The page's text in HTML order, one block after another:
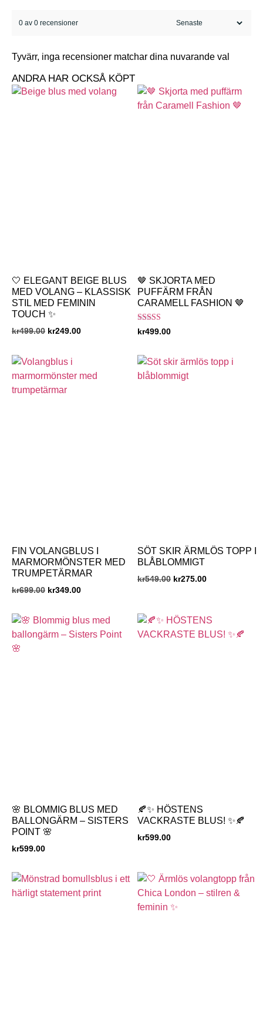
0 av 0 recensioner
Tyvärr, inga recensioner matchar dina nuvarande val
ANDRA HAR OCKSÅ KÖPT
🤍 ELEGANT BEIGE BLUS
MED VOLANG – KLASSISK
STIL MED FEMININ
TOUCH ✨
kr499.00 kr249.00
🤎 SKJORTA MED
PUFFÄRM FRÅN
CARAMELL FASHION 🤎
Betygsatt
5.00
kr499.00
FIN VOLANGBLUS I
MARMORMÖNSTER MED
TRUMPETÄRMAR
kr699.00 kr349.00
SÖT SKIR ÄRMLÖS TOPP I
BLÅBLOMMIGT
kr549.00 kr275.00
🌸 BLOMMIG BLUS MED
BALLONGÄRM – SISTERS
POINT 🌸
kr599.00
🍂✨ HÖSTENS
VACKRASTE BLUS! ✨🍂
kr599.00